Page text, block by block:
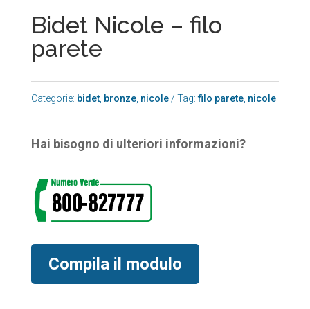
Bidet Nicole – filo
parete
Categorie: bidet, bronze, nicole Tag:filo parete, nicole
Hai bisogno di ulteriori informazioni?
Compila il modulo